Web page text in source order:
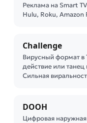
Реклама на Smart
Hulu, Roku, Amazon
Challenge
Вирусный формат в
действие или
Сильная
DOOH
Цифровая